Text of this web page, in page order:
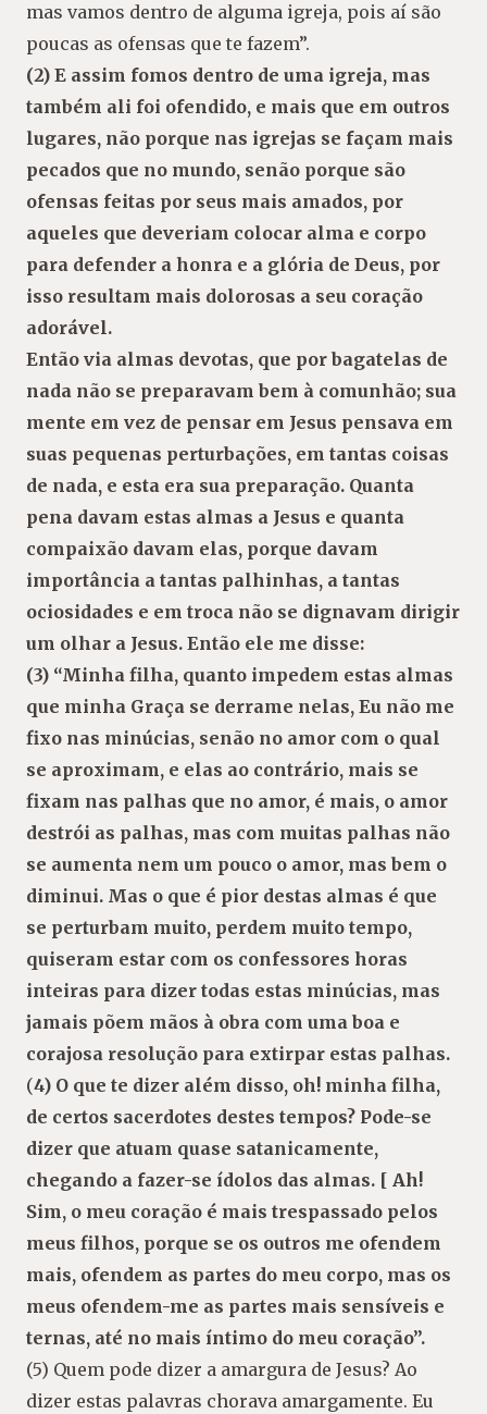
mas vamos dentro de alguma igreja, pois aí são
poucas as ofensas que te fazem”.
(2) E assim fomos dentro de uma igreja, mas
também ali foi ofendido, e mais que em outros
lugares, não porque nas igrejas se façam mais
pecados que no mundo, senão porque são
ofensas feitas por seus mais amados, por
aqueles que deveriam colocar alma e corpo
para defender a honra e a glória de Deus, por
isso resultam mais dolorosas a seu coração
adorável.
Então via almas devotas, que por bagatelas de
nada não se preparavam bem à comunhão; sua
mente em vez de pensar em Jesus pensava em
suas pequenas perturbações, em tantas coisas
de nada, e esta era sua preparação. Quanta
pena davam estas almas a Jesus e quanta
compaixão davam elas, porque davam
importância a tantas palhinhas, a tantas
ociosidades e em troca não se dignavam dirigir
um olhar a Jesus. Então ele me disse:
(3) “Minha filha, quanto impedem estas almas
que minha Graça se derrame nelas, Eu não me
fixo nas minúcias, senão no amor com o qual
se aproximam, e elas ao contrário, mais se
fixam nas palhas que no amor, é mais, o amor
destrói as palhas, mas com muitas palhas não
se aumenta nem um pouco o amor, mas bem o
diminui. Mas o que é pior destas almas é que
se perturbam muito, perdem muito tempo,
quiseram estar com os confessores horas
inteiras para dizer todas estas minúcias, mas
jamais põem mãos à obra com uma boa e
corajosa resolução para extirpar estas palhas.
(4) O que te dizer além disso, oh! minha filha,
de certos sacerdotes destes tempos? Pode-se
dizer que atuam quase satanicamente,
chegando a fazer-se ídolos das almas. [ Ah!
Sim, o meu coração é mais trespassado pelos
meus filhos, porque se os outros me ofendem
mais, ofendem as partes do meu corpo, mas os
meus ofendem-me as partes mais sensíveis e
ternas, até no mais íntimo do meu coração”.
(5) Quem pode dizer a amargura de Jesus? Ao
dizer estas palavras chorava amargamente. Eu